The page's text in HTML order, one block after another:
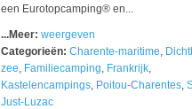
een Eurotopcamping® en...
...Meer: weergeven
Categorieën: Charente-maritime,
zee, Familiecamping, Frankrijk,
Kastelencampings, Poitou-Charentes,
Just-Luzac